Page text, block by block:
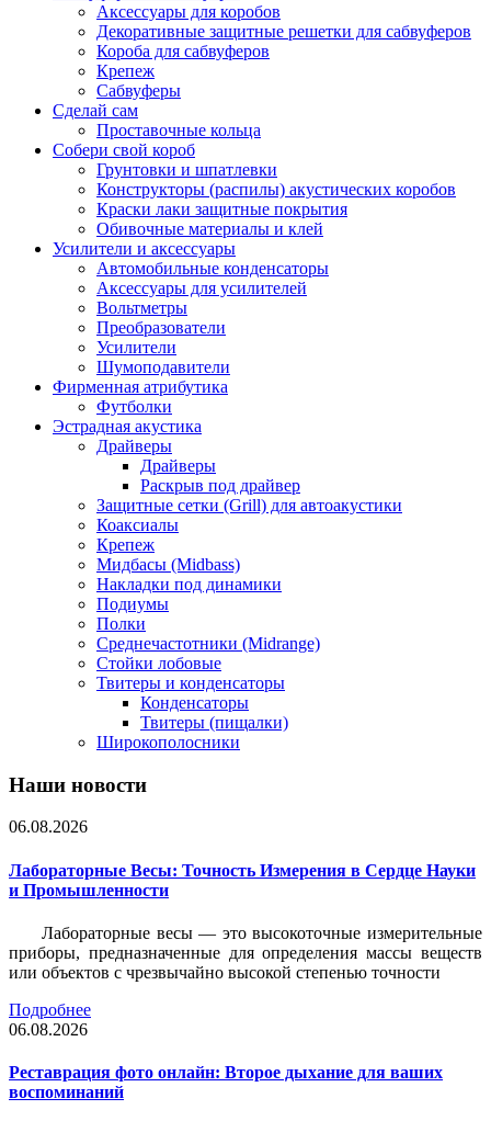
Аксессуары для коробов
Декоративные защитные решетки для сабвуферов
Короба для сабвуферов
Крепеж
Сабвуферы
Сделай сам
Проставочные кольца
Собери свой короб
Грунтовки и шпатлевки
Конструкторы (распилы) акустических коробов
Краски лаки защитные покрытия
Обивочные материалы и клей
Усилители и аксессуары
Автомобильные конденсаторы
Аксессуары для усилителей
Вольтметры
Преобразователи
Усилители
Шумоподавители
Фирменная атрибутика
Футболки
Эстрадная акустика
Драйверы
Драйверы
Раскрыв под драйвер
Защитные сетки (Grill) для автоакустики
Коаксиалы
Крепеж
Мидбасы (Midbass)
Накладки под динамики
Подиумы
Полки
Среднечастотники (Midrange)
Стойки лобовые
Твитеры и конденсаторы
Конденсаторы
Твитеры (пищалки)
Широкополосники
Наши новости
06.08.2026
Лабораторные Весы: Точность Измерения в Сердце Науки
и Промышленности
Лабораторные весы — это высокоточные измерительные
приборы, предназначенные для определения массы веществ
или объектов с чрезвычайно высокой степенью точности
Подробнее
06.08.2026
Реставрация фото онлайн: Второе дыхание для ваших
воспоминаний